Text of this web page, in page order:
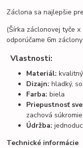
Záclona sa najlepšie
(Šírka záclonovej tyče
odporúčame 6m
Vlastnosti:
Materiál:
Dizajn: hladký,
Farba: biela
Priepustnosť
zachová súkromie
Údržba:
Technické informácie